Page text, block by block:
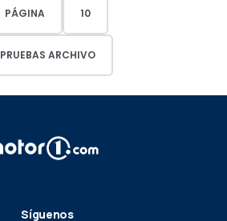
PÁGINA 10
PRUEBAS ARCHIVO
Síguenos